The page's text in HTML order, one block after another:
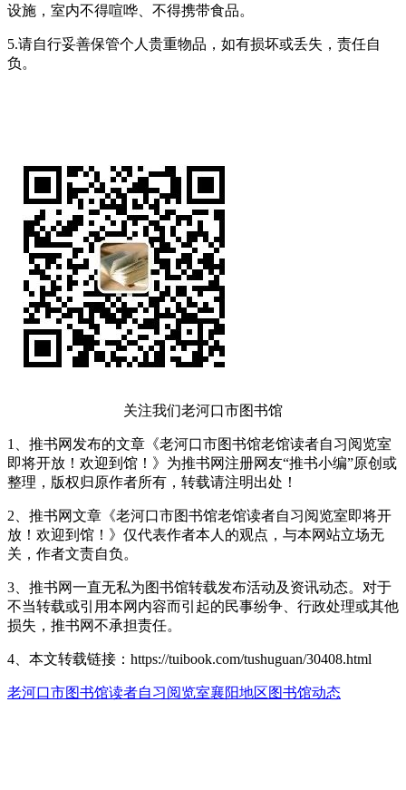
设施，室内不得喧哗、不得携带食品。
5.请自行妥善保管个人贵重物品，如有损坏或丢失，责任自
负。
关注我们老河口市图书馆
1、推书网发布的文章《老河口市图书馆老馆读者自习阅览室
即将开放！欢迎到馆！》为推书网注册网友“推书小编”原创或
整理，版权归原作者所有，转载请注明出处！
2、推书网文章《老河口市图书馆老馆读者自习阅览室即将开
放！欢迎到馆！》仅代表作者本人的观点，与本网站立场无
关，作者文责自负。
3、推书网一直无私为图书馆转载发布活动及资讯动态。对于
不当转载或引用本网内容而引起的民事纷争、行政处理或其他
损失，推书网不承担责任。
4、本文转载链接：https://tuibook.com/tushuguan/30408.html
老河口市图书馆读者自习阅览室襄阳地区图书馆动态